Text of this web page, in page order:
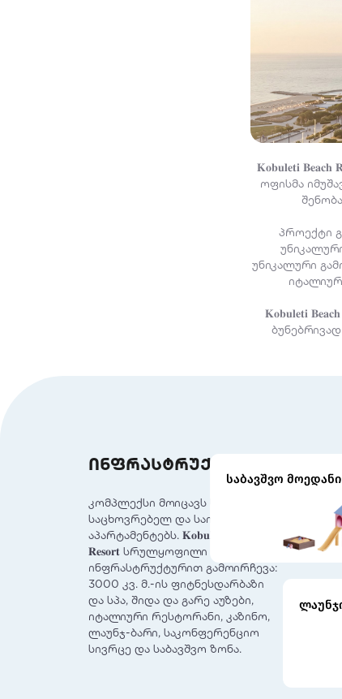
𝐊𝐨𝐛𝐮𝐥𝐞𝐭𝐢
ოფისმა
პროექტი
უნიკალური
𝐊𝐨𝐛𝐮𝐥𝐞𝐭𝐢
ინფრასტრუქტურა
კომპლექსი მოიცავს სასტუმრო,
საცხოვრებელ და საინვესტიციო
აპარტამენტებს. 𝐊𝐨𝐛𝐮𝐥𝐞𝐭𝐢 𝐁𝐞𝐚𝐜𝐡
𝐑𝐞𝐬𝐨𝐫𝐭 სრულყოფილი
ინფრასტრუქტურით გამოირჩევა:
3000 კვ. მ.-ის ფიტნესდარბაზი
და სპა, შიდა და გარე აუზები,
იტალიური რესტორანი, კაზინო,
ლაუნჯ-ბარი, საკონფერენციო
სივრცე და საბავშვო ზონა.
საბავშვო მოედანი